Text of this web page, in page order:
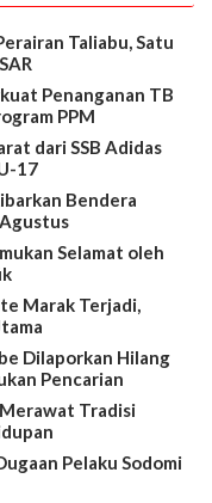
Taliabu, Satu
Penanganan TB
PPM
dari SSB Adidas
17
Bendera
Selamat oleh
Marak Terjadi,
Dilaporkan Hilang
Pencarian
Tradisi
Pelaku Sodomi